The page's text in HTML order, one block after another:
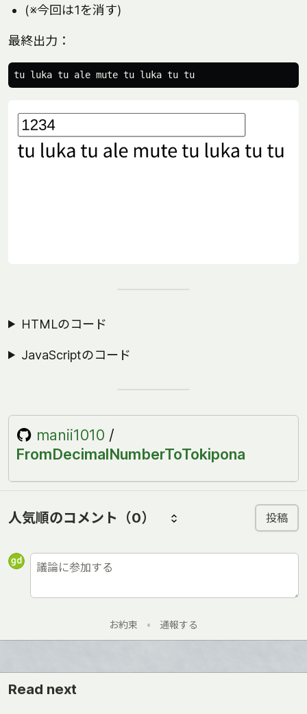
(※今回は1を消す)
最終出力：
HTMLのコード
JavaScriptのコード
manii1010 /
FromDecimalNumberToTokipona
人気順のコメント （0） 投稿
お約束 • 通報する
Read next